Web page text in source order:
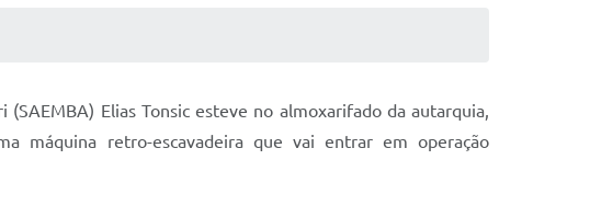
Elias Tonsic esteve no almoxarifado da autarquia,
máquina retro-escavadeira que vai entrar em operação